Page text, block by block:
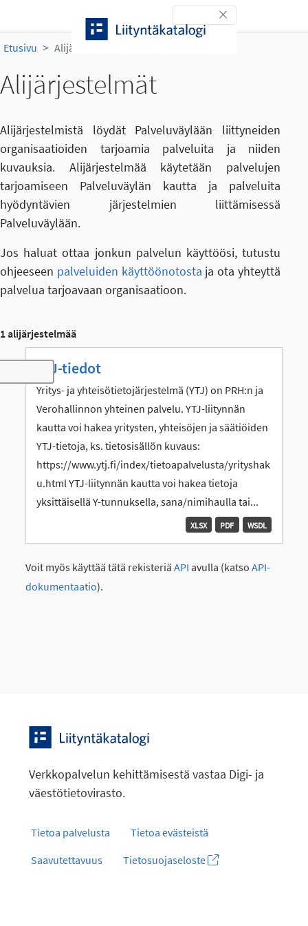
Toggle navigation
Etusivu Alijärjestelmät
Alijärjestelmät
Alijärjestelmistä löydät Palveluväylään liittyneiden
organisaatioiden tarjoamia palveluita ja niiden
kuvauksia. Alijärjestelmää käytetään palvelujen
tarjoamiseen Palveluväylän kautta ja palveluita
hyödyntävien järjestelmien liittämisessä
Palveluväylään.
Jos haluat ottaa jonkun palvelun käyttöösi, tutustu
ohjeeseen palveluiden käyttöönotosta ja ota yhteyttä
palvelua tarjoavaan organisaatioon.
1 alijärjestelmää
Toggle navigation
YTJ-tiedot
Yritys- ja yhteisötietojärjestelmä (YTJ) on PRH:n ja
Verohallinnon yhteinen palvelu. YTJ-liitynnän
kautta voi hakea yritysten, yhteisöjen ja säätiöiden
YTJ-tietoja, ks. tietosisällön kuvaus:
https://www.ytj.fi/index/tietoapalvelusta/yrityshak
u.html YTJ-liitynnän kautta voi hakea tietoja
yksittäisellä Y-tunnuksella, sana/nimihaulla tai...
WSDL
PDF
XLSX
Voit myös käyttää tätä rekisteriä API avulla (katso API-
dokumentaatio).
Verkkopalvelun kehittämisestä vastaa Digi- ja
väestötietovirasto.
Tietoa palvelusta
Tietoa evästeistä
Saavutettavuus
Tietosuojaseloste